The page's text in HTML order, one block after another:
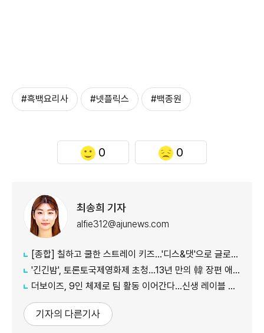
#흑백요리사 #넷플릭스 #백종원
0 0
최송희 기자
alfie312@ajunews.com
[종합] 칠하고 쿨한 스트레이 키즈…'디스&댓'으로 글로벌 질주
'긴긴밤', 토론토국제영화제 초청…13년 만의 韓 장편 애니
더보이즈, 9인 체제로 팀 활동 이어간다…신생 레이블 계약 완료
기자의 다른기사